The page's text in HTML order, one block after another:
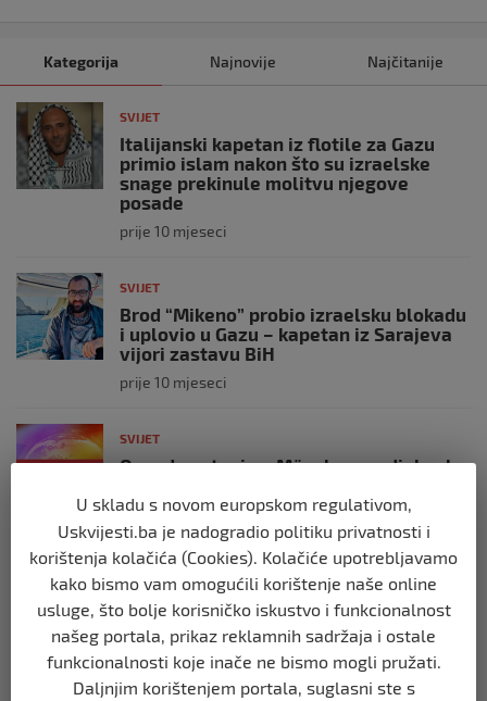
Kategorija Najnovije Najčitanije
SVIJET
Italijanski kapetan iz flotile za Gazu
primio islam nakon što su izraelske
snage prekinule molitvu njegove
posade
prije 10 mjeseci
SVIJET
Brod “Mikeno” probio izraelsku blokadu
i uplovio u Gazu – kapetan iz Sarajeva
vijori zastavu BiH
prije 10 mjeseci
SVIJET
Opsadno stanje u Münchenu, odjeknulo
policijske snage na terenu
prije 10 mjeseci
SVIJET
Putin: Spremni smo vojno uzvratiti
Zapadu
prije 11 mjeseci
U skladu s novom europskom regulativom,
Uskvijesti.ba je nadogradio politiku privatnosti i
korištenja kolačića (Cookies). Kolačiće upotrebljavamo
kako bismo vam omogućili korištenje naše online
usluge, što bolje korisničko iskustvo i funkcionalnost
našeg portala, prikaz reklamnih sadržaja i ostale
funkcionalnosti koje inače ne bismo mogli pružati.
Daljnjim korištenjem portala, suglasni ste s